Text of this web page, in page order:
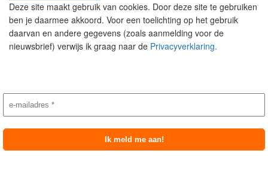
Deze site maakt gebruik van cookies. Door deze site te gebruiken
ben je daarmee akkoord. Voor een toelichting op het gebruik
daarvan en andere gegevens (zoals aanmelding voor de
nieuwsbrief) verwijs ik graag naar de Privacyverklaring.